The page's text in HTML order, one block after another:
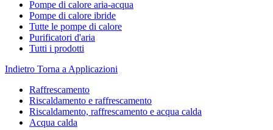
Pompe di calore aria-acqua
Pompe di calore ibride
Tutte le pompe di calore
Purificatori d'aria
Tutti i prodotti
Indietro Torna a Applicazioni
Raffrescamento
Riscaldamento e raffrescamento
Riscaldamento, raffrescamento e acqua calda
Acqua calda